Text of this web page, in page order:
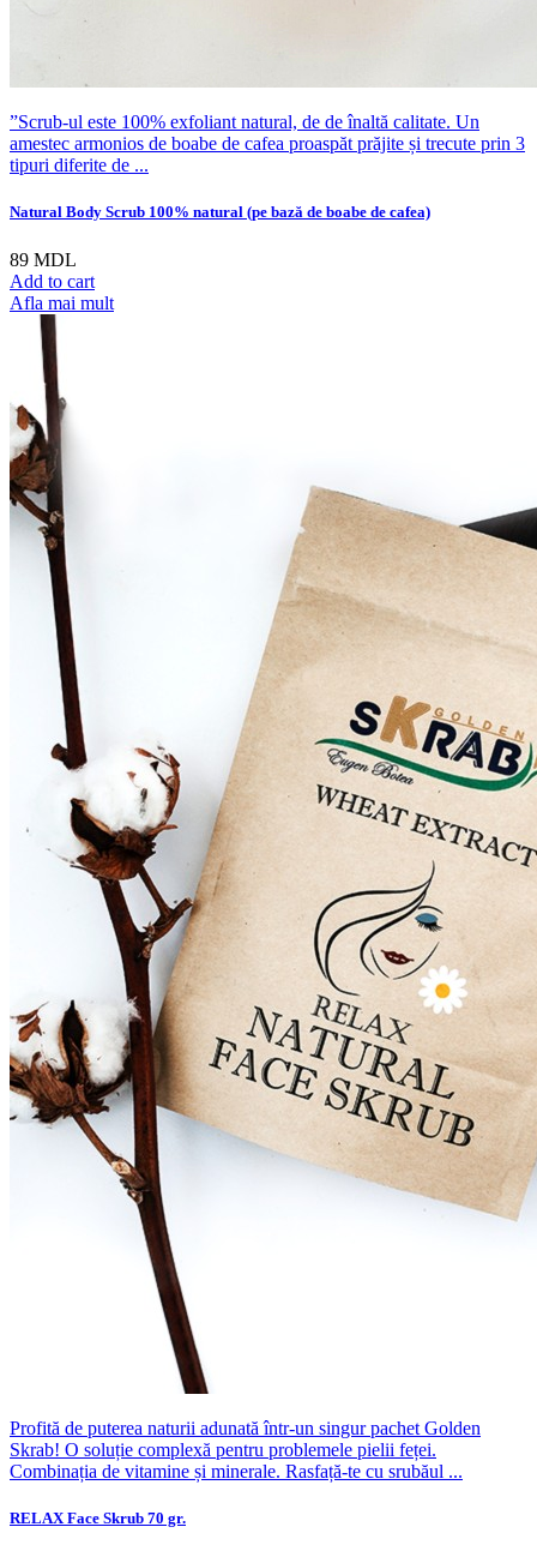
”Scrub-ul este 100% exfoliant natural, de de înaltă calitate. Un
amestec armonios de boabe de cafea proaspăt prăjite și trecute prin 3
tipuri diferite de ...
Natural Body Scrub 100% natural (pe bază de boabe de cafea)
89 MDL
Add to cart
Afla mai mult
Profită de puterea naturii adunată într-un singur pachet Golden
Skrab! O soluție complexă pentru problemele pielii feței.
Combinația de vitamine și minerale. Rasfață-te cu srubăul ...
RELAX Face Skrub 70 gr.